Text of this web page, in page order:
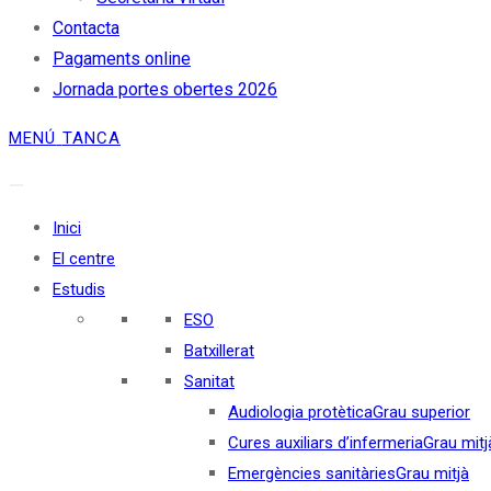
Contacta
Pagaments online
Jornada portes obertes 2026
MENÚ TANCA
Inici
El centre
Estudis
ESO
Batxillerat
Sanitat
Audiologia protèticaGrau superior
Cures auxiliars d’infermeriaGrau
Emergències sanitàriesGrau mitjà